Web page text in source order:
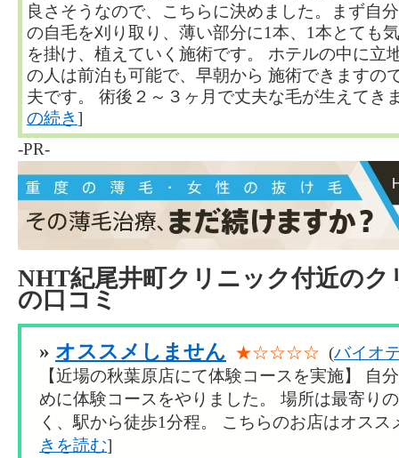
良さそうなので、こちらに決めました。まず自
の自毛を刈り取り、薄い部分に1本、1本とても
を掛け、植えていく施術です。 ホテルの中に立
の人は前泊も可能で、早朝から 施術できますの
夫です。 術後２～３ヶ月で丈夫な毛が生えてき
の続き]
-PR-
NHT紀尾井町クリニック付近の
の口コミ
» オススメしません ★☆☆☆☆ (バイオ
【近場の秋葉原店にて体験コースを実施】 自
めに体験コースをやりました。 場所は最寄り
く、駅から徒歩1分程。 こちらのお店はオス
きを読む]